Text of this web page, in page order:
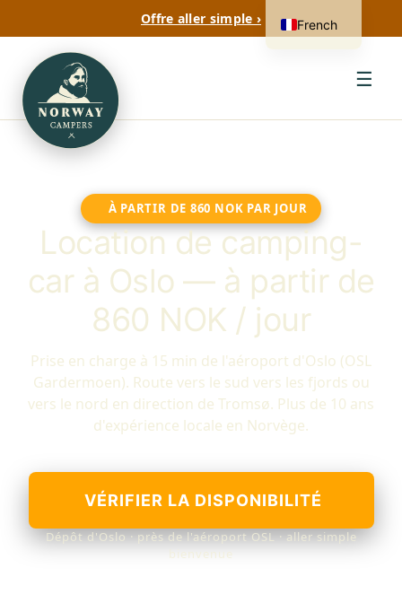
Offre aller simple ›
☰
À PARTIR DE 860 NOK PAR JOUR
Location de camping-
car à Oslo — à partir de
860 NOK / jour
Prise en charge à 15 min de l'aéroport d'Oslo (OSL
Gardermoen). Route vers le sud vers les fjords ou
vers le nord en direction de Tromsø. Plus de 10 ans
d'expérience locale en Norvège.
VÉRIFIER LA DISPONIBILITÉ
Dépôt d'Oslo · près de l'aéroport OSL · aller simple
bienvenue
French